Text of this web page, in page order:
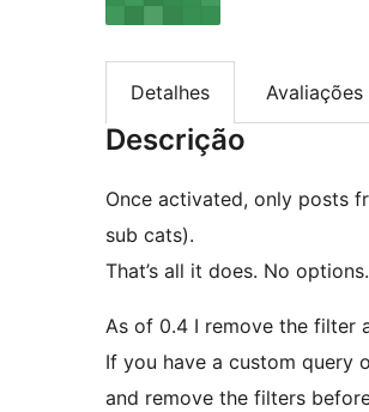
Detalhes Avaliações
Descrição
Once activated, only posts
sub cats).
That’s all it does. No
As of 0.4 I remove the filter
If you have a custom query
and remove the filters